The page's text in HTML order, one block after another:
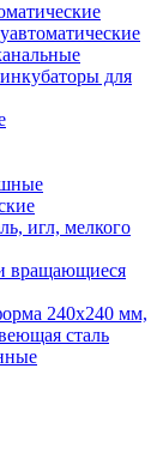
для
игл, мелкого
вращающиеся
240х240 мм,
сталь